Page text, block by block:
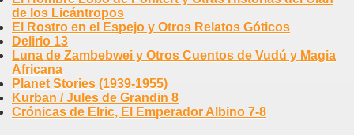
de los Licántropos
El Rostro en el Espejo y Otros Relatos Góticos
Delirio 13
Luna de Zambebwei y Otros Cuentos de Vudú y Magia
Africana
Planet Stories (1939-1955)
Kurban / Jules de Grandin 8
Crónicas de Elric, El Emperador Albino 7-8